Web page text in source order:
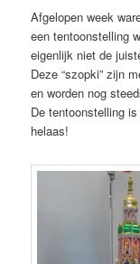
Afgelopen week
een tentoonstelling
eigenlijk niet de
Deze “szopki” zijn
en worden nog
De tentoonstelling
helaas!